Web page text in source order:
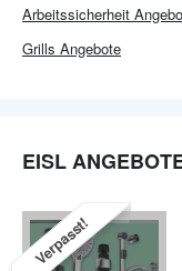
Arbeitssicherheit
Grills Angebote
EISL
Verpasst!